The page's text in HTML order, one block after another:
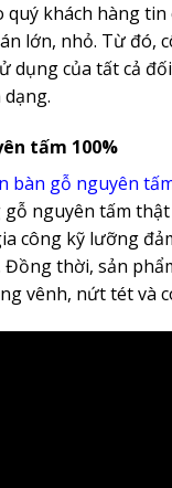
quý khách hàng tin
lớn, nhỏ. Từ đó,
dụng của tất cả
tấm 100%
bàn gỗ nguyên
nguyên tấm thật
công kỹ lưỡng
Đồng thời, sản
vênh, nứt tét và